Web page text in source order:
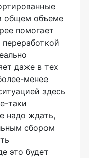
общем объеме
помогает
даже в тех
менее
здесь
таки
надо ждать,
сбором
это будет